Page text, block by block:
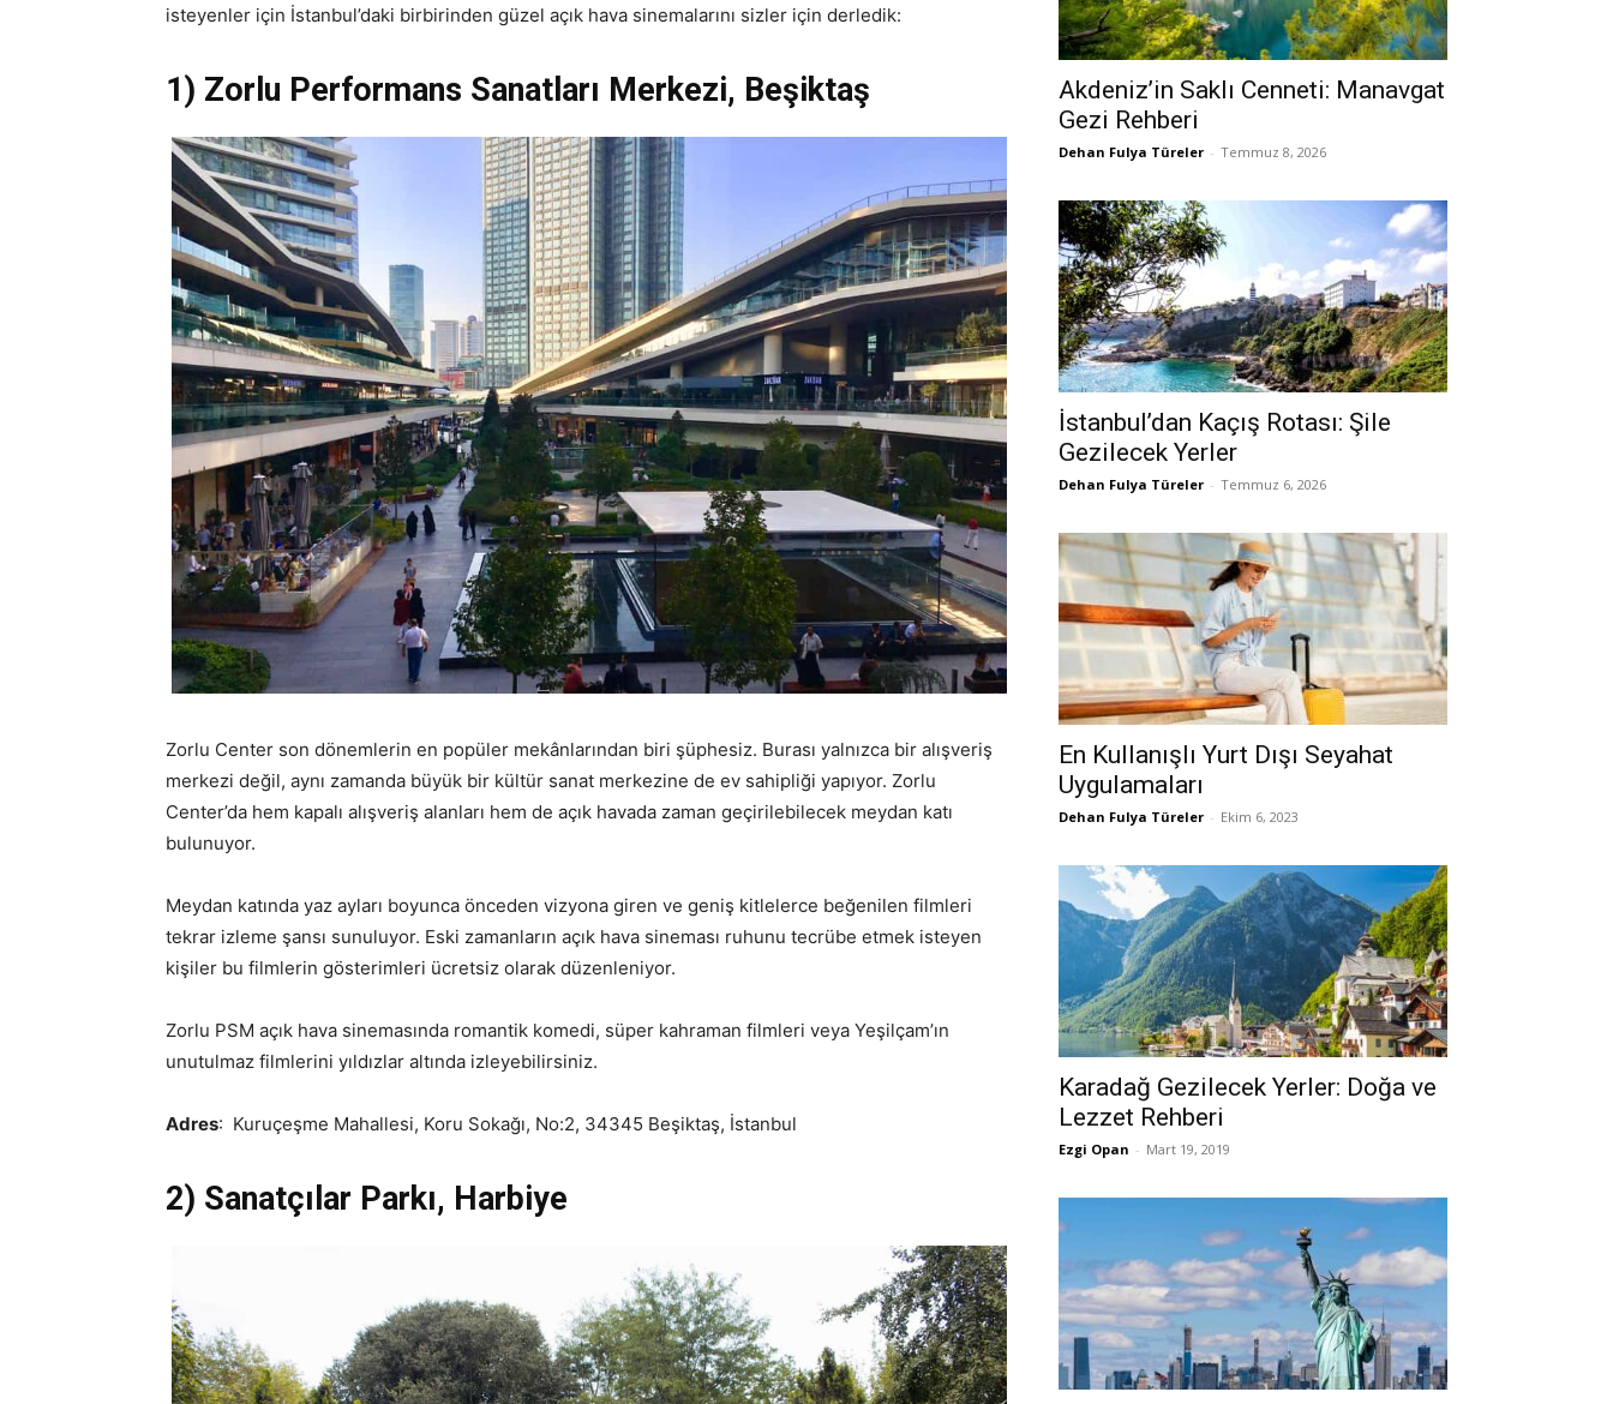
isteyenler için İstanbul’daki birbirinden güzel açık hava sinemalarını sizler için derledik:
1) Zorlu Performans Sanatları Merkezi, Beşiktaş
Zorlu Center son dönemlerin en popüler mekânlarından biri şüphesiz. Burası yalnızca bir alışveriş
merkezi değil, aynı zamanda büyük bir kültür sanat merkezine de ev sahipliği yapıyor. Zorlu
Center’da hem kapalı alışveriş alanları hem de açık havada zaman geçirilebilecek meydan katı
bulunuyor.
Meydan katında yaz ayları boyunca önceden vizyona giren ve geniş kitlelerce beğenilen filmleri
tekrar izleme şansı sunuluyor. Eski zamanların açık hava sineması ruhunu tecrübe etmek isteyen
kişiler bu filmlerin gösterimleri ücretsiz olarak düzenleniyor.
Zorlu PSM açık hava sinemasında romantik komedi, süper kahraman filmleri veya Yeşilçam’ın
unutulmaz filmlerini yıldızlar altında izleyebilirsiniz.
Adres: Kuruçeşme Mahallesi, Koru Sokağı, No:2, 34345 Beşiktaş, İstanbul
2) Sanatçılar Parkı, Harbiye
Akdeniz’in Saklı Cenneti: Manavgat
Gezi Rehberi
Dehan Fulya Türeler - Temmuz 8, 2026
İstanbul’dan Kaçış Rotası: Şile
Gezilecek Yerler
Dehan Fulya Türeler - Temmuz 6, 2026
En Kullanışlı Yurt Dışı Seyahat
Uygulamaları
Dehan Fulya Türeler - Ekim 6, 2023
Karadağ Gezilecek Yerler: Doğa ve
Lezzet Rehberi
Ezgi Opan - Mart 19, 2019